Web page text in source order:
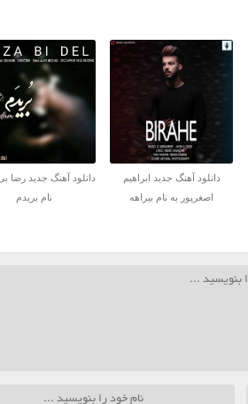
دانلود آهنگ جدید ابراهیم
اصغرپور به نام بیراهه
دانلود آهنگ جدید رضا
نام بریدم